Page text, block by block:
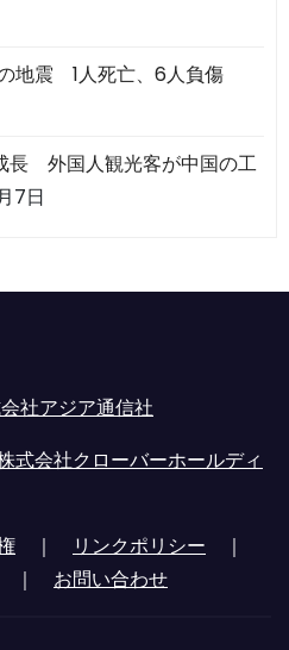
地震 1人死亡、6人負傷
長 外国人観光客が中国の工
7日
社アジア通信社
式会社クローバーホールディ
｜ リンクポリシー ｜
｜ お問い合わせ